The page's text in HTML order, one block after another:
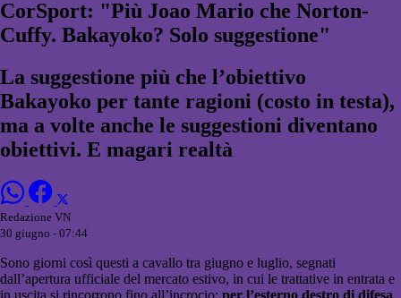
CorSport: "Più Joao Mario che Norton-
Cuffy. Bakayoko? Solo suggestione"
La suggestione più che l’obiettivo
Bakayoko per tante ragioni (costo in testa),
ma a volte anche le suggestioni diventano
obiettivi. E magari realtà
Redazione VN
30 giugno - 07:44
Sono giorni così questi a cavallo tra giugno e luglio, segnati
dall’apertura ufficiale del mercato estivo, in cui le trattative in entrata e
in uscita si rincorrono fino all’incrocio: per l’esterno destro di difesa